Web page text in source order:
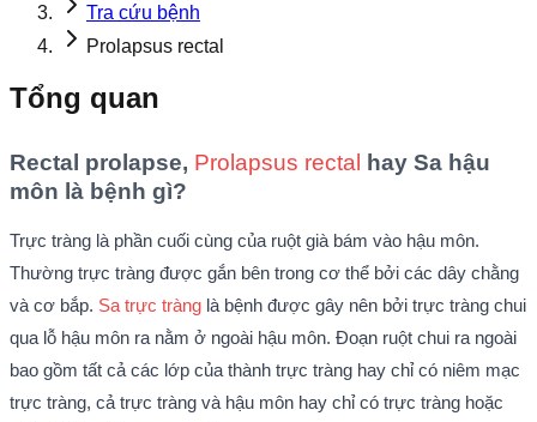
Tra cứu bệnh
Prolapsus rectal
Tổng quan
Rectal prolapse, Prolapsus rectal
hay Sa hậu
môn là bệnh gì?
Trực tràng là phần cuối cùng của ruột già bám vào hậu môn.
Thường trực tràng được gắn bên trong cơ thể bởi các dây chằng
và cơ bắp. Sa trực tràng là bệnh được gây nên bởi trực tràng chui
qua lỗ hậu môn ra nằm ở ngoài hậu môn. Đoạn ruột chui ra ngoài
bao gồm tất cả các lớp của thành trực tràng hay chỉ có niêm mạc
trực tràng, cả trực tràng và hậu môn hay chỉ có trực tràng hoặc